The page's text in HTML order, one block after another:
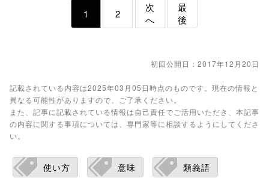
1 2
次
へ
最
後
初回公開日：2017年12月20日
記載されている内容は2025年03月05日時点のものです。現在の情報と
異なる可能性がありますので、ご了承ください。
また、記事に記載されている情報は自己責任でご活用いただき、本記事
の内容に関する事項については、専門家等に相談するようにしてくださ
い。
使い方 意味 類義語